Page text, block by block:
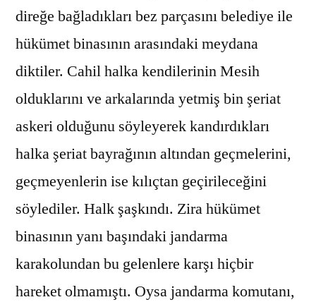
direğe bağladıkları bez parçasını belediye ile
hükümet binasının arasındaki meydana
diktiler. Cahil halka kendilerinin Mesih
olduklarını ve arkalarında yetmiş bin şeriat
askeri olduğunu söyleyerek kandırdıkları
halka şeriat bayrağının altından geçmelerini,
geçmeyenlerin ise kılıçtan geçirileceğini
söylediler. Halk şaşkındı. Zira hükümet
binasının yanı başındaki jandarma
karakolundan bu gelenlere karşı hiçbir
hareket olmamıştı. Oysa jandarma komutanı,